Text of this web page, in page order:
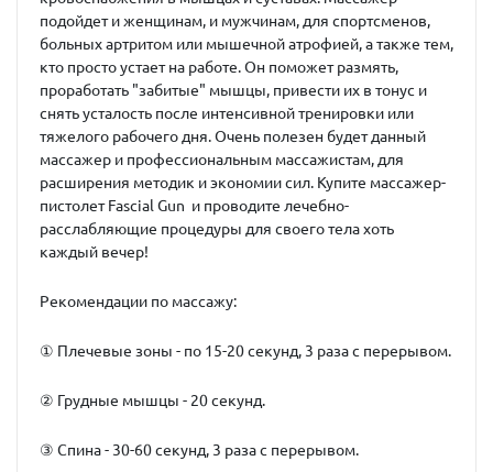
подойдет и женщинам, и мужчинам, для спортсменов,
больных артритом или мышечной атрофией, а также тем,
кто просто устает на работе. Он поможет размять,
проработать "забитые" мышцы, привести их в тонус и
снять усталость после интенсивной тренировки или
тяжелого рабочего дня. Очень полезен будет данный
массажер и профессиональным массажистам, для
расширения методик и экономии сил. Купите массажер-
пистолет Fascial Gun и проводите лечебно-
расслабляющие процедуры для своего тела хоть
каждый вечер!
Рекомендации по массажу:
① Плечевые зоны - по 15-20 секунд, 3 раза с перерывом.
② Грудные мышцы - 20 секунд.
③ Спина - 30-60 секунд, 3 раза с перерывом.